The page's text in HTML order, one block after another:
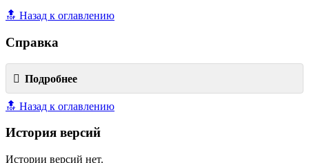
🔝 Назад к оглавлению
Справка
Подробнее
🔝 Назад к оглавлению
История версий
Истории версий нет.